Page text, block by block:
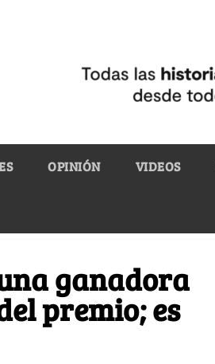
OPINIÓN VIDEOS
ganadora
premio; es